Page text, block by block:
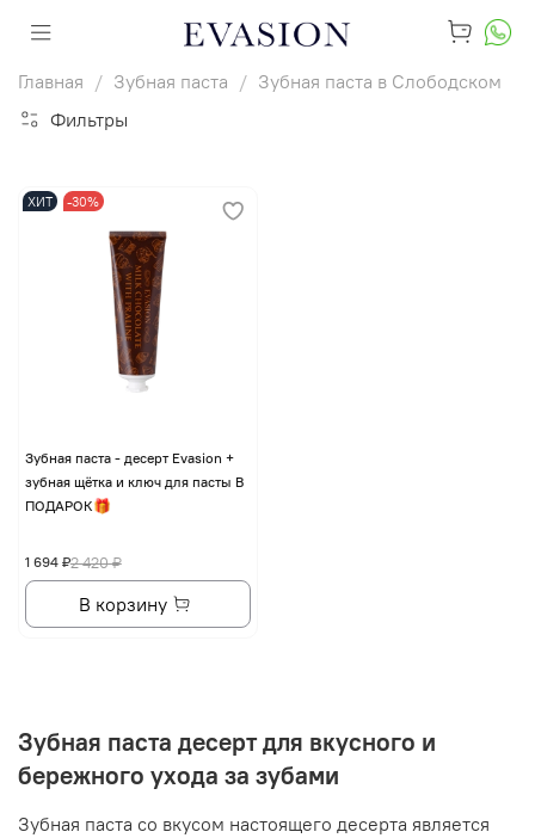
Главная Зубная паста
Зубная паста в Слободском
Фильтры
ХИТ -30%
Зубная паста - десерт Evasion +
зубная щётка и ключ для пасты В
ПОДАРОК🎁
2 420 ₽
1 694 ₽
В корзину
Зубная паста десерт для вкусного и
бережного ухода за зубами
Зубная паста со вкусом настоящего десерта является